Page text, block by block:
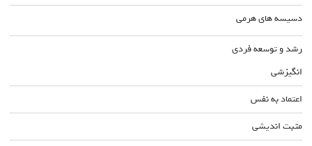
دسیسه های هرمی
رشد و توسعه فردی
انگیزشی
اعتماد به نفس
مثبت اندیشی